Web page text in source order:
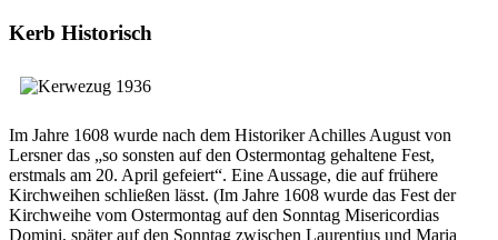
Kerb Historisch
Im Jahre 1608 wurde nach dem Historiker Achilles August von
Lersner das „so sonsten auf den Ostermontag gehaltene Fest,
erstmals am 20. April gefeiert“. Eine Aussage, die auf frühere
Kirchweihen schließen lässt. (Im Jahre 1608 wurde das Fest der
Kirchweihe vom Ostermontag auf den Sonntag Misericordias
Domini, später auf den Sonntag zwischen Laurentius und Maria